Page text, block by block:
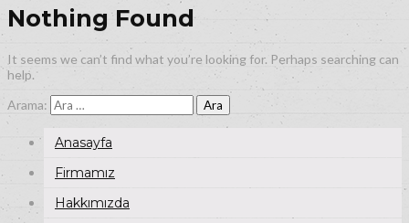
Nothing Found
It seems we can’t find what you’re looking for. Perhaps searching can
help.
Arama:
Anasayfa
Firmamız
Hakkımızda